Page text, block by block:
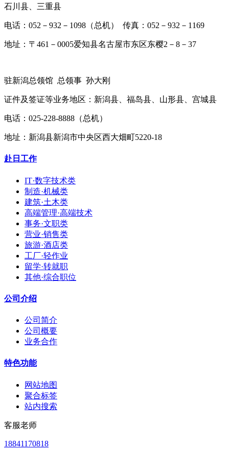
石川县、三重县
电话：052－932－1098（总机） 传真：052－932－1169
地址：〒461－0005爱知县名古屋市东区东樱2－8－37
驻新潟总领馆 总领事 孙大刚
证件及签证等业务地区：新潟县、福岛县、山形县、宫城县
电话：025-228-8888（总机）
地址：新潟县新潟市中央区西大畑町5220-18
赴日工作
IT·数字技术类
制造·机械类
建筑·土木类
高端管理·高端技术
事务·文职类
营业·销售类
旅游·酒店类
工厂·轻作业
留学·转就职
其他·综合职位
公司介绍
公司简介
公司概要
业务合作
特色功能
网站地图
聚合标签
站内搜索
客服老师
18841170818